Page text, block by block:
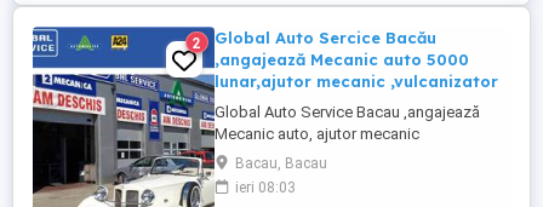
2
Global Auto Sercice Bacău
,angajează Mecanic auto 5000
lunar,ajutor mecanic ,vulcanizator
Global Auto Service Bacau ,angajează
Mecanic auto, ajutor mecanic
,vulcanizator și muncitori necalificați
,rugam seriozitate . 5000 lei luna
Bacau, Bacau
ieri 08:03